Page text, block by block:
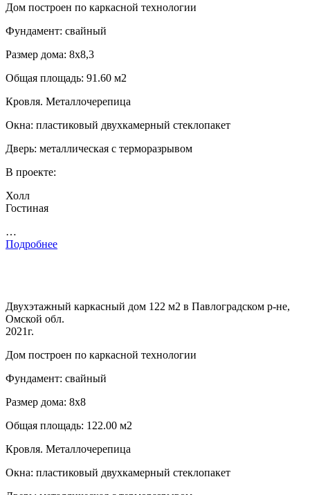
Дом построен по каркасной технологии
Фундамент: свайный
Размер дома: 8х8,3
Общая площадь: 91.60 м2
Кровля. Металлочерепица
Окна: пластиковый двухкамерный стеклопакет
Дверь: металлическая с терморазрывом
В проекте:
Холл
Гостиная
…
Подробнее
Двухэтажный каркасный дом 122 м2 в Павлоградском р-не,
Омской обл.
2021г.
Дом построен по каркасной технологии
Фундамент: свайный
Размер дома: 8х8
Общая площадь: 122.00 м2
Кровля. Металлочерепица
Окна: пластиковый двухкамерный стеклопакет